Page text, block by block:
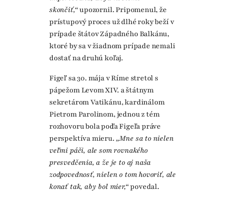
skončiť,“upozornil. Pripomenul, že
prístupový proces už dlhé roky beží v
prípade štátov Západného Balkánu,
ktoré by sa v žiadnom prípade nemali
dostať na druhú koľaj.
Figeľ sa 30. mája v Ríme stretol s
pápežom Levom XIV. a štátnym
sekretárom Vatikánu, kardinálom
Pietrom Parolinom, jednou z tém
rozhovoru bola podľa Figeľa práve
perspektíva mieru. „Mne sa to nielen
veľmi páči, ale som rovnakého
presvedčenia, a že je to aj naša
zodpovednosť, nielen o tom hovoriť, ale
konať tak, aby bol mier,“povedal.